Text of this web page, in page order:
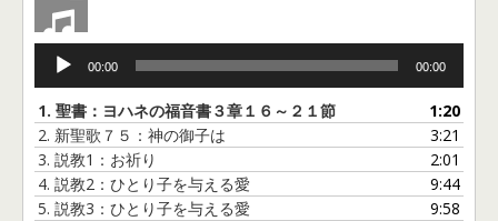
プ
レ
ー
ヤ
ー
00:00 00:00
1. 聖書：ヨハネの福音書３章１６～２１節
1:20
2. 新聖歌７５：神の御子は
3:21
3. 説教1：お祈り
2:01
4. 説教2：ひとり子を与える愛
9:44
5. 説教3：ひとり子を与える愛
9:58